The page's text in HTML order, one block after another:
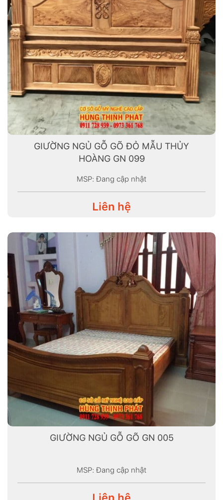
GIƯỜNG NGỦ GỖ GÕ ĐỎ MẪU THỦY
HOÀNG GN 099
MSP: Đang cập nhật
Liên hệ
GIƯỜNG NGỦ GỖ GÕ GN 005
MSP: Đang cập nhật